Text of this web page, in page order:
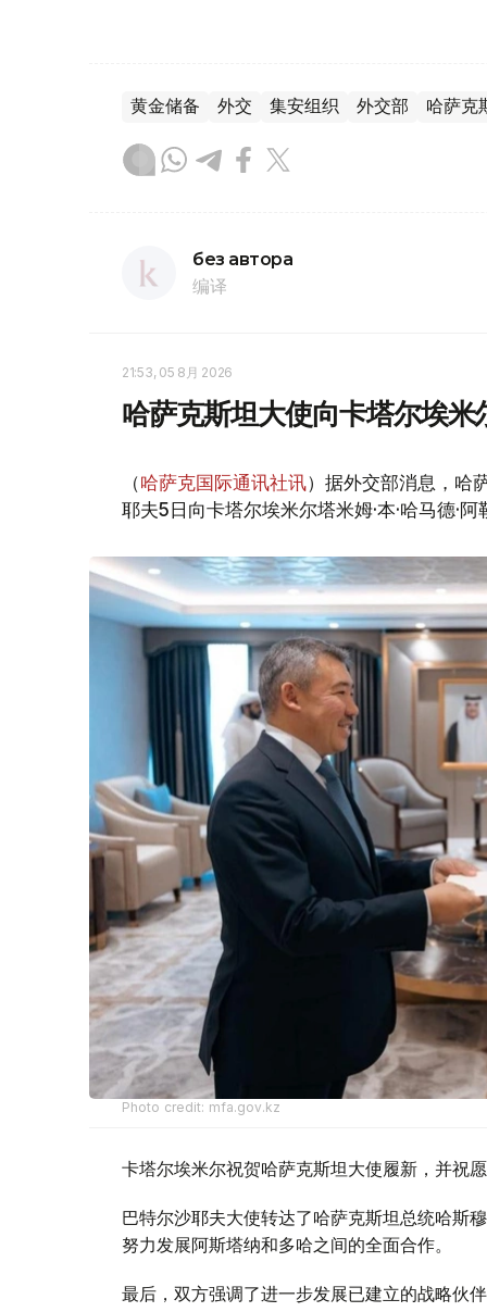
黄金储备 外交 集安组织 外交部 哈萨克
без автора
编译
21:53, 05 8月 2026
哈萨克斯坦大使向卡塔尔埃米
（哈萨克国际通讯社讯）据外交部消息，哈
耶夫5日向卡塔尔埃米尔塔米姆·本·哈马德·
Photo credit: mfa.gov.kz
卡塔尔埃米尔祝贺哈萨克斯坦大使履新，并祝
巴特尔沙耶夫大使转达了哈萨克斯坦总统哈斯
努力发展阿斯塔纳和多哈之间的全面合作。
最后，双方强调了进一步发展已建立的战略伙